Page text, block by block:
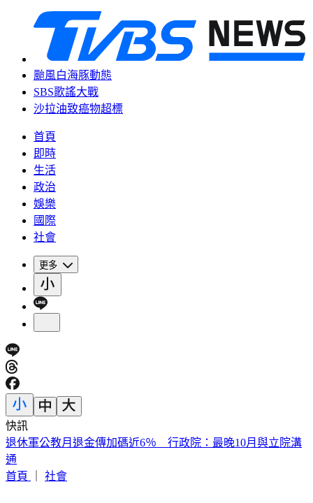
颱風白海豚動態
SBS歌謠大戰
沙拉油致癌物超標
首頁
即時
生活
政治
娛樂
國際
社會
更多
快訊
《紐時》曝台人赴陸「個資、足跡」全監控 陸委會：符合事
實
首頁
社會